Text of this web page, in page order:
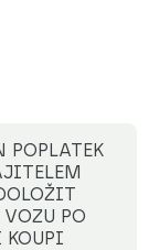
POPLATEK
PO
KOUPI